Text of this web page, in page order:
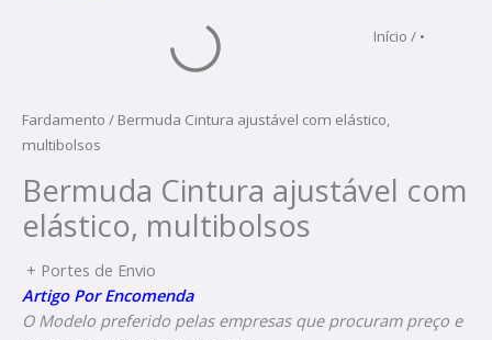
Início / •
Fardamento / Bermuda Cintura ajustável com elástico,
multibolsos
Bermuda Cintura ajustável com
elástico, multibolsos
+ Portes de Envio
Artigo Por Encomenda
O Modelo preferido pelas empresas que procuram preço e